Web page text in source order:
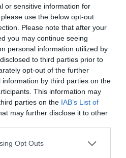
or sensitive information for
use the below opt-out
Please note that after your
you may continue seeing
personal information utilized by
to third parties prior to
opt-out of the further
by third parties on the
This information may
parties on the IAB’s List of
may further disclose it to other
Opt Outs
dos Linkin
com a atuação mais
Park entraram no
perante um recinto
de 90 mil pessoas no
que muitos fãs
do recinto descobriram